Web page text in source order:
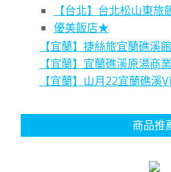
【台北】台北松山東
優美飯店★
【宜蘭】捷絲旅宜蘭礁溪館
【宜蘭】宜蘭礁溪原湯商
【宜蘭】山月22宜蘭礁
商品推